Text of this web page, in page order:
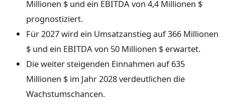
Millionen $ und ein EBITDA von 4,4 Millionen $
prognostiziert.
Für 2027 wird ein Umsatzanstieg auf 366 Millionen
$ und ein EBITDA von 50 Millionen $ erwartet.
Die weiter steigenden Einnahmen auf 635
Millionen $ im Jahr 2028 verdeutlichen die
Wachstumschancen.